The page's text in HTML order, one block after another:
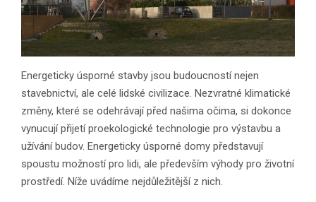
Energeticky úsporné stavby jsou budoucností nejen
stavebnictví, ale celé lidské civilizace. Nezvratné klimatické
změny, které se odehrávají před našima očima, si dokonce
vynucují přijetí proekologické technologie pro výstavbu a
užívání budov. Energeticky úsporné domy představují
spoustu možností pro lidi, ale především výhody pro životní
prostředí. Níže uvádíme nejdůležitější z nich.